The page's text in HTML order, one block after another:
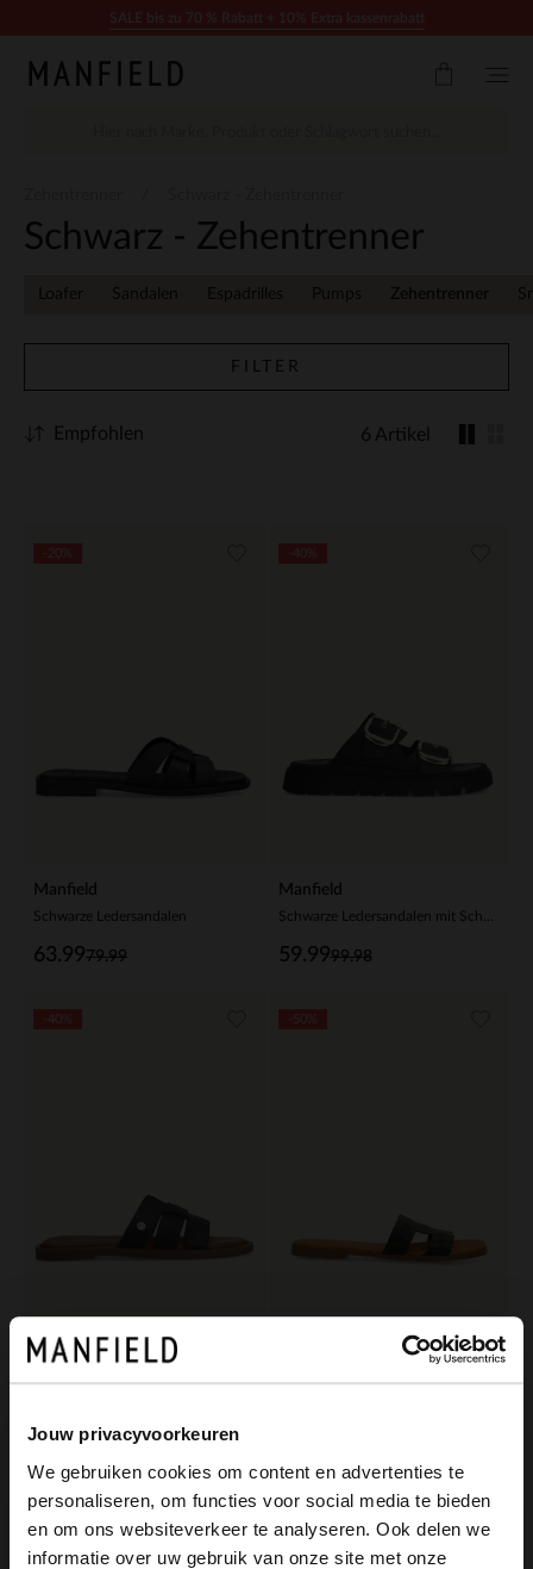
Jouw privacyvoorkeuren
We gebruiken cookies om content en advertenties te
personaliseren, om functies voor social media te bieden
en om ons websiteverkeer te analyseren. Ook delen we
informatie over uw gebruik van onze site met onze
Schwarz - Zehentrenner
Loafer Sandalen Espadrilles Pumps Zehentrenner
FILTER
6 Artikel
Empfohlen
Manfield
Schwarze Ledersandalen
79.99
63.99
Manfield
99.98
59.99
No Stress
Schwarze Ledersandalen Schwarze Ledersandalen
-60%
×
View this website in English?